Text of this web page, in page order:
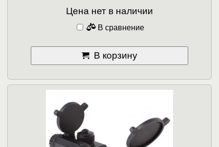
Цена нет в наличии
В сравнение
В корзину